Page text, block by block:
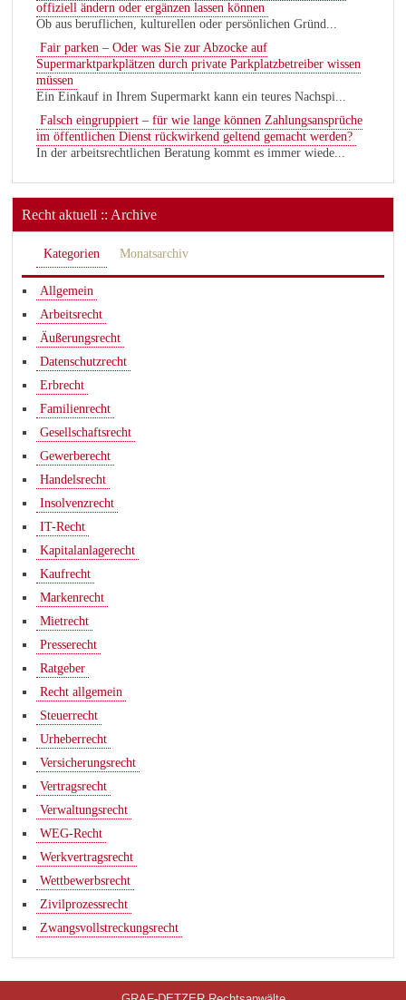
offiziell ändern oder ergänzen lassen können
Ob aus beruflichen, kulturellen oder persönlichen Gründ...
Fair parken – Oder was Sie zur Abzocke auf
Supermarktparkplätzen durch private Parkplatzbetreiber wissen
müssen
Ein Einkauf in Ihrem Supermarkt kann ein teures Nachspi...
Falsch eingruppiert – für wie lange können Zahlungsansprüche
im öffentlichen Dienst rückwirkend geltend gemacht werden?
In der arbeitsrechtlichen Beratung kommt es immer wiede...
Recht aktuell :: Archive
Kategorien Monatsarchiv
Allgemein
Arbeitsrecht
Äußerungsrecht
Datenschutzrecht
Erbrecht
Familienrecht
Gesellschaftsrecht
Gewerberecht
Handelsrecht
Insolvenzrecht
IT-Recht
Kapitalanlagerecht
Kaufrecht
Markenrecht
Mietrecht
Presserecht
Ratgeber
Recht allgemein
Steuerrecht
Urheberrecht
Versicherungsrecht
Vertragsrecht
Verwaltungsrecht
WEG-Recht
Werkvertragsrecht
Wettbewerbsrecht
Zivilprozessrecht
Zwangsvollstreckungsrecht